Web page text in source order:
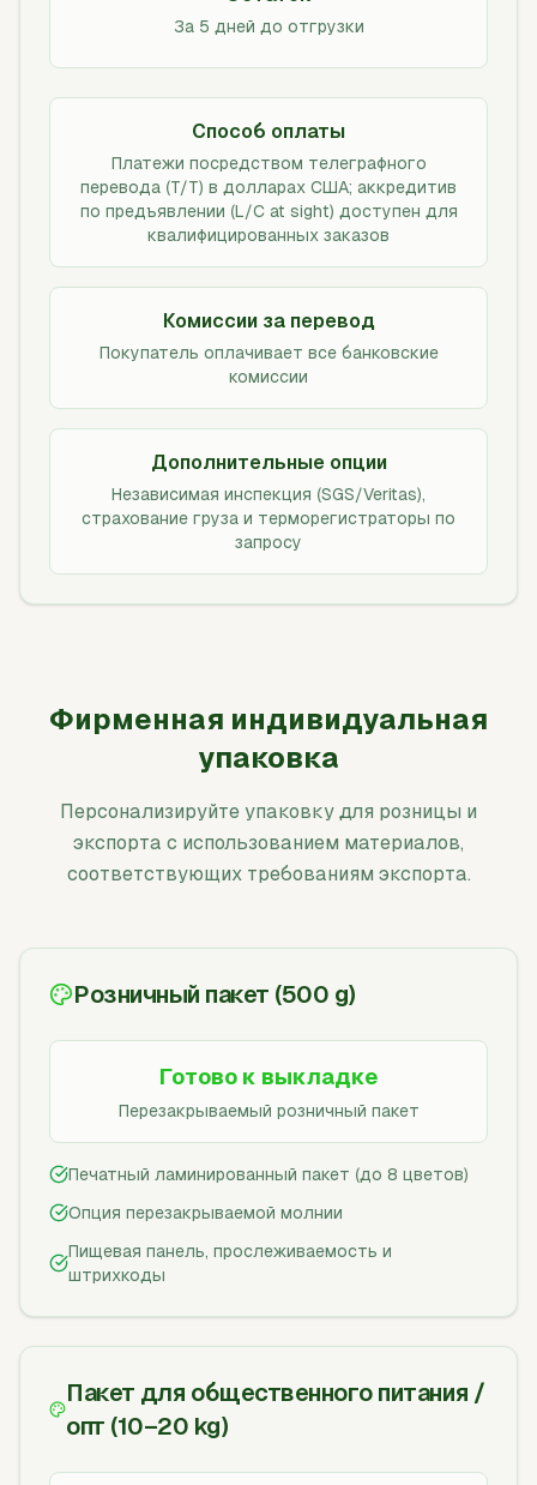
За 5 дней до отгрузки
Способ оплаты
Платежи посредством телеграфного
перевода (T/T) в долларах США; аккредитив
по предъявлении (L/C at sight) доступен для
квалифицированных заказов
Комиссии за перевод
Покупатель оплачивает все банковские
комиссии
Дополнительные опции
Независимая инспекция (SGS/Veritas),
страхование груза и терморегистраторы по
запросу
Фирменная индивидуальная
упаковка
Персонализируйте упаковку для розницы и
экспорта с использованием материалов,
соответствующих требованиям экспорта.
Розничный пакет (500 g)
Готово к выкладке
Перезакрываемый розничный пакет
Печатный ламинированный пакет (до 8 цветов)
Опция перезакрываемой молнии
Пищевая панель, прослеживаемость и
штрихкоды
Пакет для общественного питания /
опт (10–20 kg)